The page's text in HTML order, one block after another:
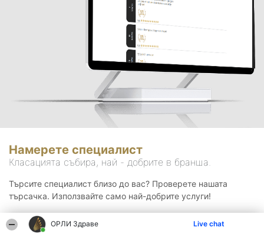
ОРЛИ Здраве Live chat
Намерете специалист
Класацията събира, най - добрите в бранша.
Търсите специалист близо до вас? Проверете нашата
търсачка. Използвайте само най-добрите услуги!